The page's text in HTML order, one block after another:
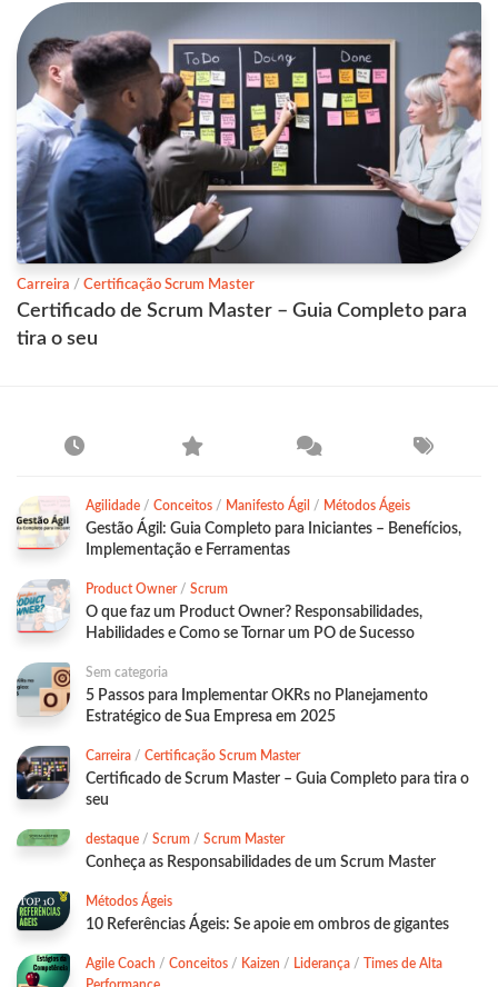
Carreira / Certificação Scrum Master
Certificado de Scrum Master – Guia Completo para
tira o seu
Agilidade / Conceitos / Manifesto Ágil / Métodos Ágeis
Gestão Ágil: Guia Completo para Iniciantes – Benefícios,
Implementação e Ferramentas
Product Owner/ Scrum
O que faz um Product Owner? Responsabilidades,
Habilidades e Como se Tornar um PO de Sucesso
Sem categoria
5 Passos para Implementar OKRs no Planejamento
Estratégico de Sua Empresa em 2025
Carreira / Certificação Scrum Master
Certificado de Scrum Master – Guia Completo para tira o
seu
destaque / Scrum / Scrum Master
Conheça as Responsabilidades de um Scrum Master
Métodos Ágeis
10 Referências Ágeis: Se apoie em ombros de gigantes
Agile Coach / Conceitos / Kaizen / Liderança / Times de Alta